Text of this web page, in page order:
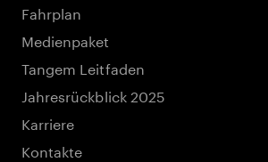
Fahrplan
Medienpaket
Tangem Leitfaden
Jahresrückblick 2025
Karriere
Kontakte